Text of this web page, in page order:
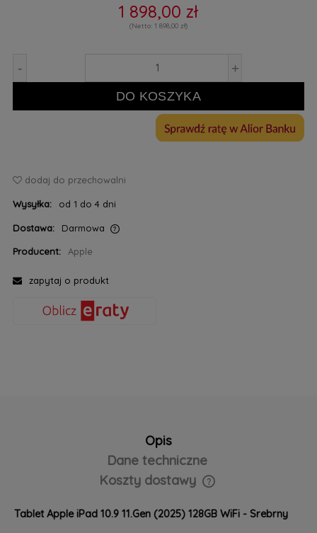
1 898,00 zł
1 898,00 zł
- +
DO KOSZYKA
dodaj do przechowalni
Wysyłka: od 1 do 4 dni
Dostawa:
Darmowa
Producent:
Apple
zapytaj o produkt
Opis
Dane techniczne
Koszty dostawy
Cena nie zawiera ewentualnych kosztów płatności
Tablet Apple iPad 10.9 11.Gen (2025) 128GB WiFi - Srebrny